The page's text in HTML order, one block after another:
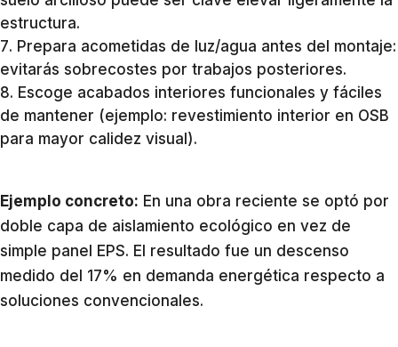
estructura.
Prepara acometidas de luz/agua antes del montaje:
evitarás sobrecostes por trabajos posteriores.
Escoge acabados interiores funcionales y fáciles
de mantener (ejemplo: revestimiento interior en OSB
para mayor calidez visual).
Ejemplo concreto: En una obra reciente se optó por
doble capa de aislamiento ecológico en vez de
simple panel EPS. El resultado fue un descenso
medido del 17% en demanda energética respecto a
soluciones convencionales.